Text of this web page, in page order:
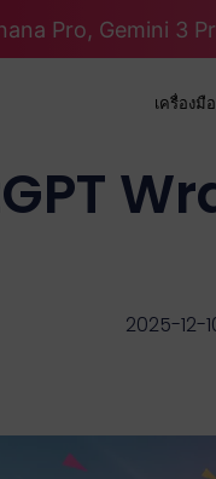
Pro, Gemini 3
เครื่องมื
2025-12-